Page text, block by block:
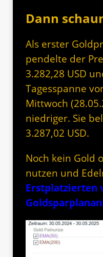
Dann
Als erster
pendelte der
3.282,28 USD
Tagesspanne
Mittwoch
niedriger. Sie
3.287,02 USD.
Noch kein Gold
nutzen und
Erstplatzierten